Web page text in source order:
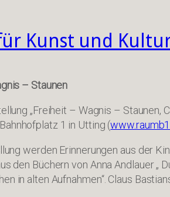
Kunst und
– Staunen
„Freiheit – Wagnis – Staunen,
1 in Utting (
werden Erinnerungen aus der
den Büchern von Anna Andlauer „
in alten Aufnahmen“. Claus